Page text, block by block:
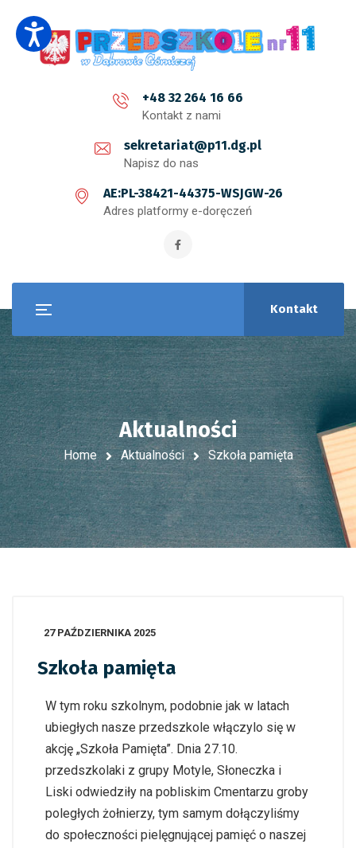
+48 32 264 16 66
Kontakt z nami
sekretariat@p11.dg.pl
Napisz do nas
AE:PL-38421-44375-WSJGW-26
Adres platformy e-doręczeń
Kontakt
Aktualności
Home Aktualności Szkoła pamięta
27 PAŹDZIERNIKA 2025
Szkoła pamięta
W tym roku szkolnym, podobnie jak w latach
ubiegłych nasze przedszkole włączylo się w
akcję „Szkoła Pamięta”. Dnia 27.10.
przedszkolaki z grupy Motyle, Słoneczka i
Liski odwiedziły na pobliskim Cmentarzu groby
poległych żołnierzy, tym samym dołączyliśmy
do społeczności pielęgnującej pamięć o naszej